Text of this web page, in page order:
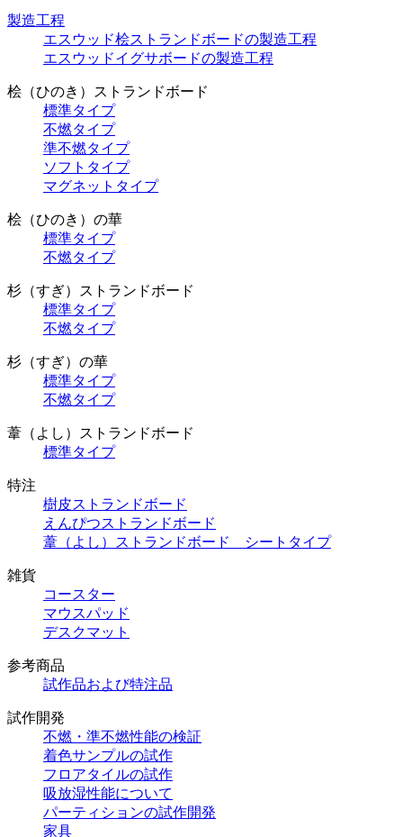
製造工程
エスウッド桧ストランドボードの製造工程
エスウッドイグサボードの製造工程
桧（ひのき）ストランドボード
標準タイプ
不燃タイプ
準不燃タイプ
ソフトタイプ
マグネットタイプ
桧（ひのき）の華
標準タイプ
不燃タイプ
杉（すぎ）ストランドボード
標準タイプ
不燃タイプ
杉（すぎ）の華
標準タイプ
不燃タイプ
葦（よし）ストランドボード
標準タイプ
特注
樹皮ストランドボード
えんぴつストランドボード
葦（よし）ストランドボード シートタイプ
雑貨
コースター
マウスパッド
デスクマット
参考商品
試作品および特注品
試作開発
不燃・準不燃性能の検証
着色サンプルの試作
フロアタイルの試作
吸放湿性能について
パーティションの試作開発
家具